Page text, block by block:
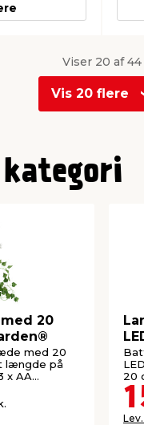
Viser 20 af 44
Vis 20 flere
20
med 20
længde på
x AA
20